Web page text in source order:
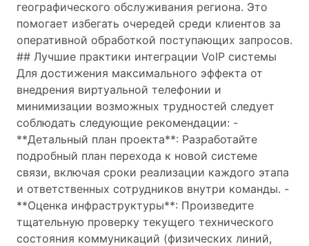
географического обслуживания региона. Это
помогает избегать очередей среди клиентов за
оперативной обработкой поступающих запросов.
## Лучшие практики интеграции VoIP системы
Для достижения максимального эффекта от
внедрения виртуальной телефонии и
минимизации возможных трудностей следует
соблюдать следующие рекомендации: -
**Детальный план проекта**: Разработайте
подробный план перехода к новой системе
связи, включая сроки реализации каждого этапа
и ответственных сотрудников внутри команды. -
**Оценка инфраструктуры**: Произведите
тщательную проверку текущего технического
состояния коммуникаций (физических линий,